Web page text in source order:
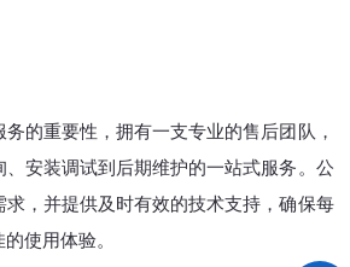
的重要性，拥有一支专业的售后团队，
安装调试到后期维护的一站式服务。公
，并提供及时有效的技术支持，确保每
使用体验。